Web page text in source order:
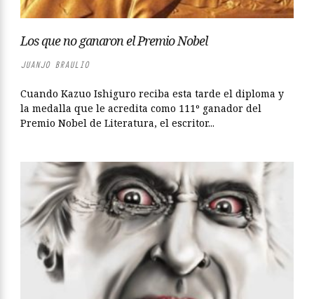
Los que no ganaron el Premio Nobel
JUANJO BRAULIO
Cuando Kazuo Ishiguro reciba esta tarde el diploma y
la medalla que le acredita como 111º ganador del
Premio Nobel de Literatura, el escritor...